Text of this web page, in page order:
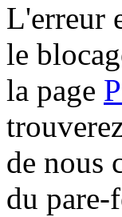
L'erreur
le
la page
de nous
du pare-